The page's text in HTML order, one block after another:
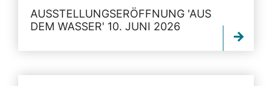
AUSSTELLUNGSERÖFFNUNG 'AUS
DEM WASSER' 10. JUNI 2026